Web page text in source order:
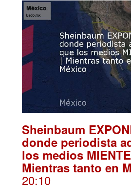
Sheinbaum
donde periodista
los medios
Mientras tanto en
20:10